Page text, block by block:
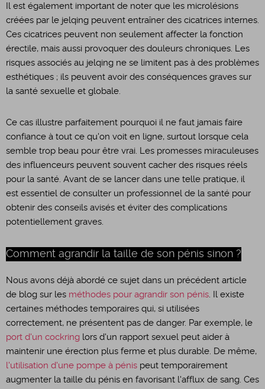
Il est également important de noter que les microlésions
créées par le jelqing peuvent entraîner des cicatrices internes.
Ces cicatrices peuvent non seulement affecter la fonction
érectile, mais aussi provoquer des douleurs chroniques. Les
risques associés au jelqing ne se limitent pas à des problèmes
esthétiques ; ils peuvent avoir des conséquences graves sur
la santé sexuelle et globale.
Ce cas illustre parfaitement pourquoi il ne faut jamais faire
confiance à tout ce qu'on voit en ligne, surtout lorsque cela
semble trop beau pour être vrai. Les promesses miraculeuses
des influenceurs peuvent souvent cacher des risques réels
pour la santé. Avant de se lancer dans une telle pratique, il
est essentiel de consulter un professionnel de la santé pour
obtenir des conseils avisés et éviter des complications
potentiellement graves.
Comment agrandir la taille de son pénis sinon ?
Nous avons déjà abordé ce sujet dans un précédent article
de blog sur les méthodes pour agrandir son pénis . Il existe
certaines méthodes temporaires qui, si utilisées
correctement, ne présentent pas de danger. Par exemple, le
port d'un cockring lors d'un rapport sexuel peut aider à
maintenir une érection plus ferme et plus durable. De même,
l'utilisation d'une pompe à pénis peut temporairement
augmenter la taille du pénis en favorisant l'afflux de sang. Ces